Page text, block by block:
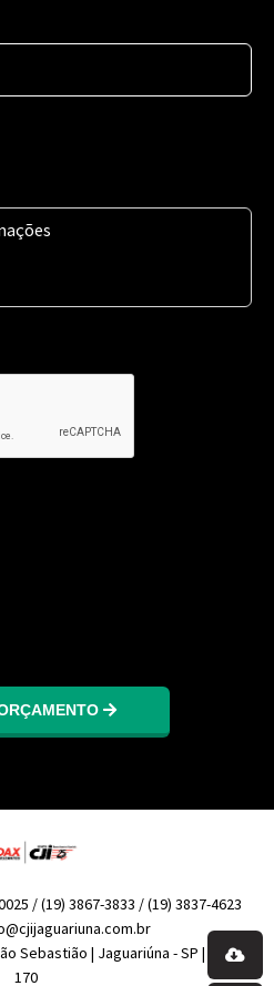
/ (19) 3867-3833 / (19) 3837-4623
Sebastião | Jaguariúna - SP | 13917-
170